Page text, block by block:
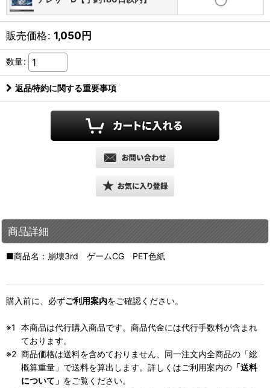
販売価格: 1,050円
数量:
返品特約に関する重要事項
商品詳細
■商品名：崩壊3rd ゲームCG PET色紙
購入前に、必ずご利用案内をご確認ください。
本商品は代行購入商品です。商品代金には代行手数料が含まれ
ております。
商品価格は送料を含めておりません、同一注文内全商品の「総
概算重量」で送料を算出します。詳しくはご利用案内の 「送料
について」 をご覧ください。